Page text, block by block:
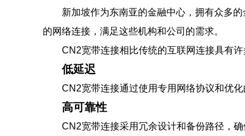
新加坡作为东南亚的金融中心，拥有众多
的网络连接，满足这些机构和公司的需求。
CN2宽带连接相比传统的互联网连接具有许
低延迟
CN2宽带连接通过使用专用网络协议和优
高可靠性
CN2宽带连接采用冗余设计和备份路径，